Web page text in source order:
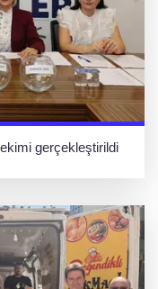
gerçekleştirildi